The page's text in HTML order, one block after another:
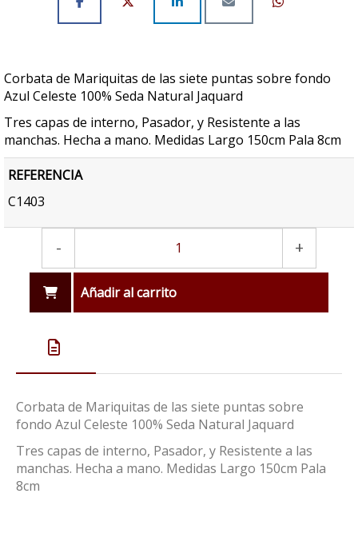
Corbata de Mariquitas de las siete puntas sobre fondo
Azul Celeste 100% Seda Natural Jaquard
Tres capas de interno, Pasador, y Resistente a las
manchas. Hecha a mano. Medidas Largo 150cm Pala 8cm
REFERENCIA
C1403
- +
Añadir al carrito
Corbata de Mariquitas de las siete puntas sobre
fondo Azul Celeste 100% Seda Natural Jaquard
Tres capas de interno, Pasador, y Resistente a las
manchas. Hecha a mano. Medidas Largo 150cm Pala
8cm